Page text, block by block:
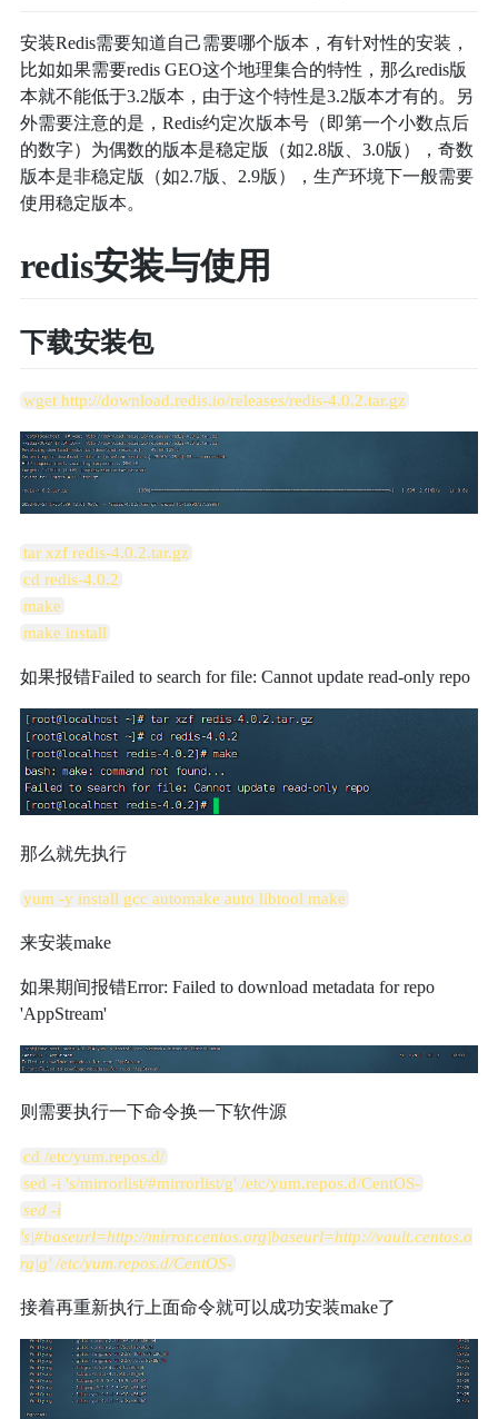
安装Redis需要知道自己需要哪个版本，有针对性的安装，
比如如果需要redis GEO这个地理集合的特性，那么redis版
本就不能低于3.2版本，由于这个特性是3.2版本才有的。另
外需要注意的是，Redis约定次版本号（即第一个小数点后
的数字）为偶数的版本是稳定版（如2.8版、3.0版），奇数
版本是非稳定版（如2.7版、2.9版），生产环境下一般需要
使用稳定版本。
redis安装与使用
下载安装包
wget http://download.redis.io/releases/redis-4.0.2.tar.gz
tar xzf redis-4.0.2.tar.gz
cd redis-4.0.2
make
make install
如果报错Failed to search for file: Cannot update read-only repo
那么就先执行
yum -y install gcc automake auto libtool make
来安装make
如果期间报错Error: Failed to download metadata for repo
'AppStream'
则需要执行一下命令换一下软件源
cd /etc/yum.repos.d/
sed -i 's/mirrorlist/#mirrorlist/g' /etc/yum.repos.d/CentOS-
sed -i
's|#baseurl=http://mirror.centos.org|baseurl=http://vault.centos.o
rg|g' /etc/yum.repos.d/CentOS-
接着再重新执行上面命令就可以成功安装make了